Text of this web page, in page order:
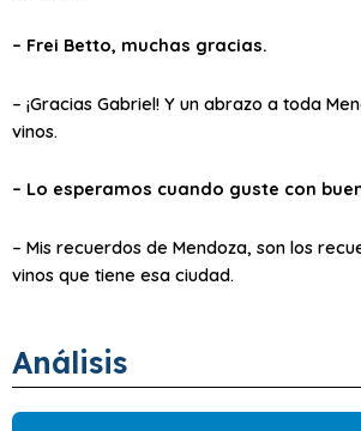
– Frei Betto, muchas gracias.
– ¡Gracias Gabriel! Y un abrazo a toda
vinos.
– Lo esperamos cuando guste con
– Mis recuerdos de Mendoza, son los
vinos que tiene esa ciudad.
Análisis